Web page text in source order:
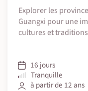
Explorer les
Guangxi pour une
cultures et
16 jours
Tranquille
à partir de 12 ans